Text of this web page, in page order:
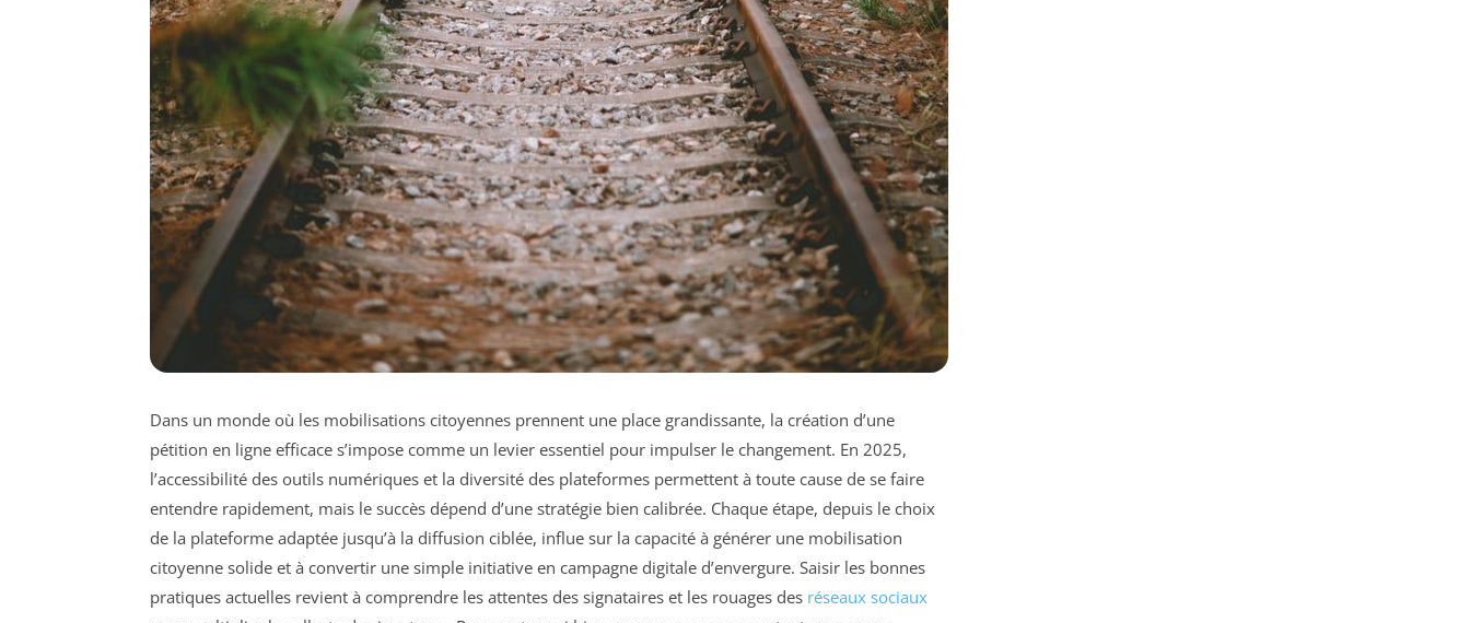
Dans un monde où les mobilisations citoyennes prennent une place grandissante, la création d’une
pétition en ligne efficace s’impose comme un levier essentiel pour impulser le changement. En 2025,
l’accessibilité des outils numériques et la diversité des plateformes permettent à toute cause de se faire
entendre rapidement, mais le succès dépend d’une stratégie bien calibrée. Chaque étape, depuis le choix
de la plateforme adaptée jusqu’à la diffusion ciblée, influe sur la capacité à générer une mobilisation
citoyenne solide et à convertir une simple initiative en campagne digitale d’envergure. Saisir les bonnes
pratiques actuelles revient à comprendre les attentes des signataires et les rouages des réseaux sociaux